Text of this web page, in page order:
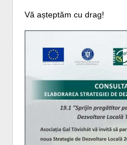
Vă așteptăm cu drag!